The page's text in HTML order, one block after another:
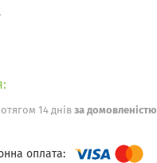
14 днів за домовленістю